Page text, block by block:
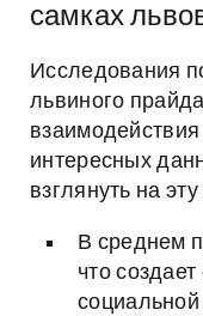
самках
Исследования
львиного
интересных
взглянуть на
В среднем
что
социальной